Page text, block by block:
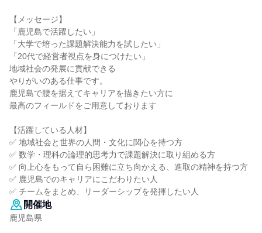
【メッセージ】
「鹿児島で活躍したい」
「大学で培った課題解決能力を試したい」
「20代で経営者視点を身につけたい」
地域社会の発展に貢献できる
やりがいのある仕事です。
鹿児島で腰を据えてキャリアを描きたい方に
最高のフィールドをご用意しております
【活躍している人材】
✅ 地域社会と世界の人間・文化に関心を持つ方
✅ 数学・理科の論理的思考力で課題解決に取り組める方
✅ 向上心をもって自ら困難に立ち向かえる、進取の精神を持つ方
✅ 鹿児島でのキャリアにこだわりたい人
✅ チームをまとめ、リーダーシップを発揮したい人
開催地
鹿児島県